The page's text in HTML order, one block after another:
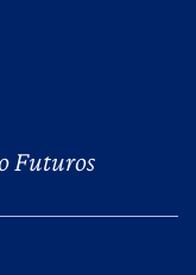
Futuros